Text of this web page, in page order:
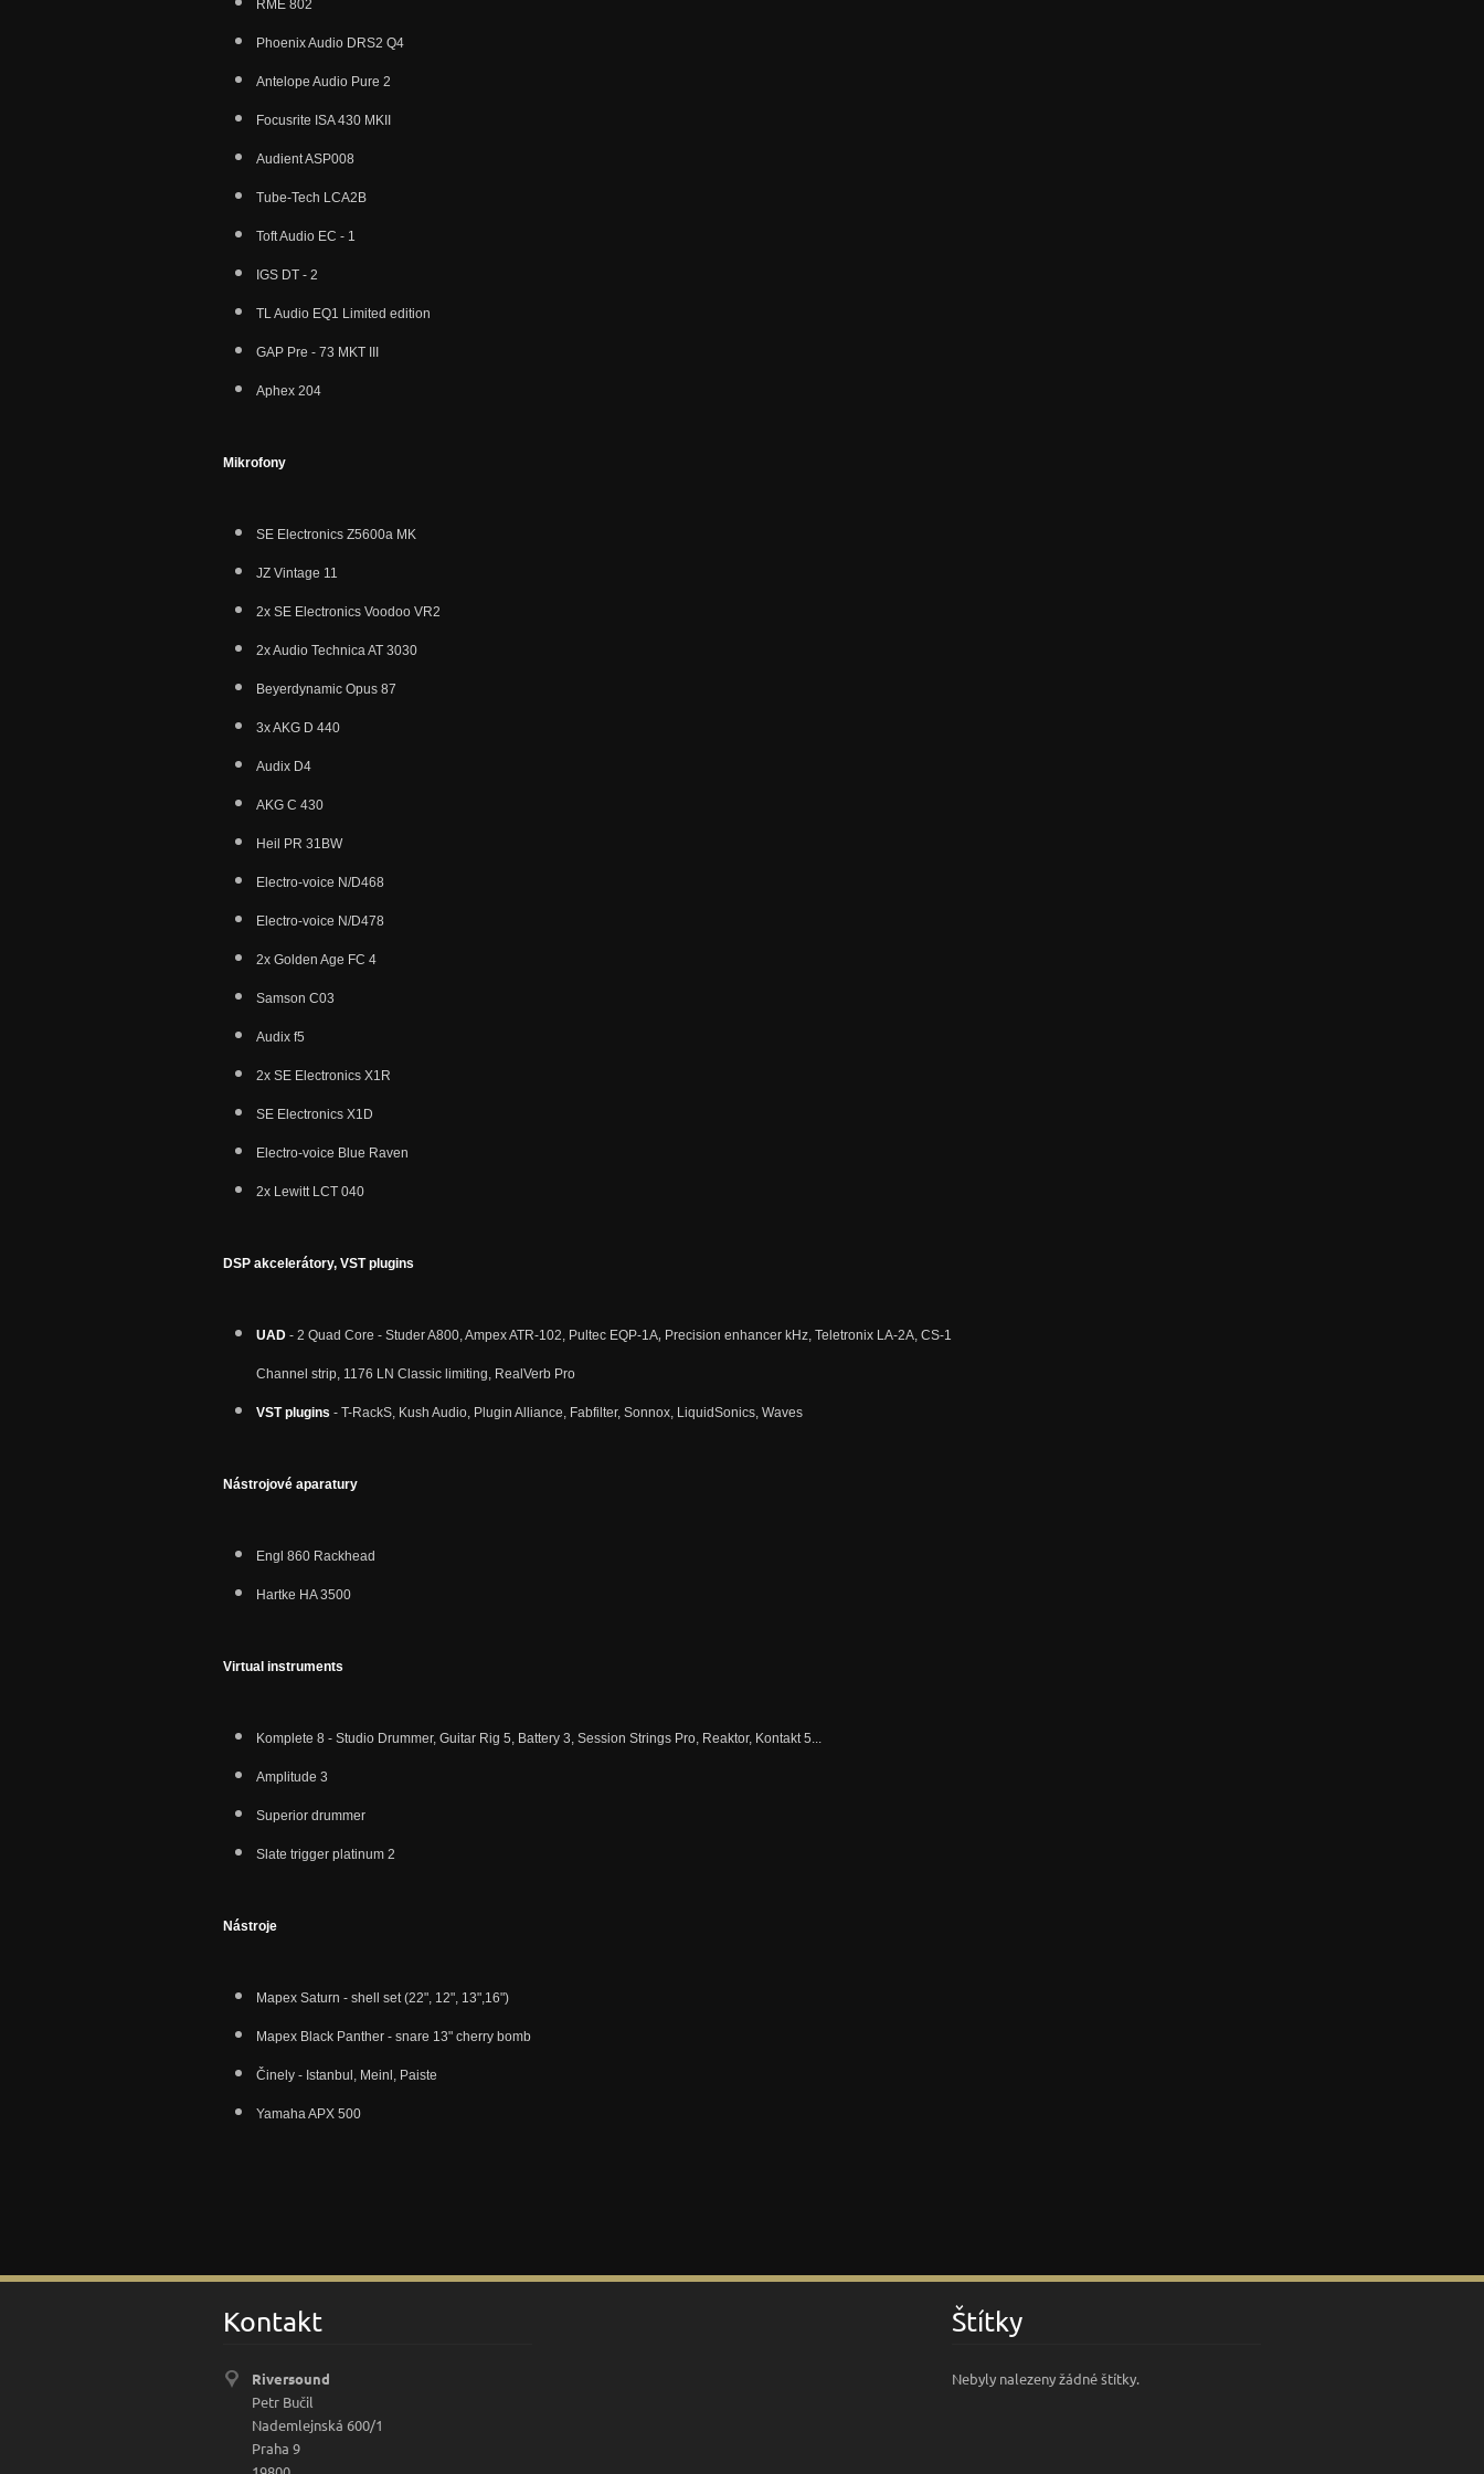
RME 802
Phoenix Audio DRS2 Q4
Antelope Audio Pure 2
Focusrite ISA 430 MKII
Audient ASP008
Tube-Tech LCA2B
Toft Audio EC - 1
IGS DT - 2
TL Audio EQ1 Limited edition
GAP Pre - 73 MKT III
Aphex 204
Mikrofony
SE Electronics Z5600a MK
JZ Vintage 11
2x SE Electronics Voodoo VR2
2x Audio Technica AT 3030
Beyerdynamic Opus 87
3x AKG D 440
Audix D4
AKG C 430
Heil PR 31BW
Electro-voice N/D468
Electro-voice N/D478
2x Golden Age FC 4
Samson C03
Audix f5
2x SE Electronics X1R
SE Electronics X1D
Electro-voice Blue Raven
2x Lewitt LCT 040
DSP akcelerátory, VST plugins
UAD - 2 Quad Core - Studer A800, Ampex ATR-102, Pultec EQP-1A, Precision enhancer kHz, Teletronix LA-2A, CS-1
Channel strip, 1176 LN Classic limiting, RealVerb Pro
VST plugins - T-RackS, Kush Audio, Plugin Alliance, Fabfilter, Sonnox, LiquidSonics, Waves
Nástrojové aparatury
Engl 860 Rackhead
Hartke HA 3500
Virtual instruments
Komplete 8 - Studio Drummer, Guitar Rig 5, Battery 3, Session Strings Pro, Reaktor, Kontakt 5...
Amplitude 3
Superior drummer
Slate trigger platinum 2
Nástroje
Mapex Saturn - shell set (22", 12", 13",16")
Mapex Black Panther - snare 13" cherry bomb
Činely - Istanbul, Meinl, Paiste
Yamaha APX 500
Kontakt
Riversound
Petr Bučil
Nademlejnská 600/1
Praha 9
Štítky
Nebyly nalezeny žádné štítky.